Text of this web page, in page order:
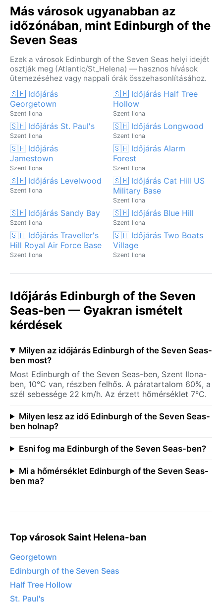
Más városok ugyanabban az
időzónában, mint Edinburgh of the
Seven Seas
Ezek a városok Edinburgh of the Seven Seas helyi idejét
osztják meg (Atlantic/St_Helena) — hasznos hívások
ütemezéséhez vagy nappali órák összehasonlításához.
🇸🇭 Időjárás
Georgetown
Szent Ilona
🇸🇭 Időjárás Half Tree
Hollow
Szent Ilona
🇸🇭 Időjárás St. Paul's
Szent Ilona
🇸🇭 Időjárás Longwood
Szent Ilona
🇸🇭 Időjárás
Jamestown
Szent Ilona
🇸🇭 Időjárás Alarm
Forest
Szent Ilona
🇸🇭 Időjárás Levelwood
Szent Ilona
🇸🇭 Időjárás Cat Hill US
Military Base
Szent Ilona
🇸🇭 Időjárás Sandy Bay
Szent Ilona
🇸🇭 Időjárás Blue Hill
Szent Ilona
🇸🇭 Időjárás Traveller's
Hill Royal Air Force Base
Szent Ilona
🇸🇭 Időjárás Two Boats
Village
Szent Ilona
Időjárás Edinburgh of the Seven
Seas-ben — Gyakran ismételt
kérdések
Milyen az időjárás Edinburgh of the Seven Seas-
ben most?
Most Edinburgh of the Seven Seas-ben, Szent Ilona-
ben, 10°C van, részben felhős. A páratartalom 60%, a
szél sebessége 22 km/h. Az érzett hőmérséklet 7°C.
Milyen lesz az idő Edinburgh of the Seven Seas-
ben holnap?
Esni fog ma Edinburgh of the Seven Seas-ben?
Mi a hőmérséklet Edinburgh of the Seven Seas-
ben ma?
Top városok Saint Helena-ban
Georgetown
Edinburgh of the Seven Seas
Half Tree Hollow
St. Paul's